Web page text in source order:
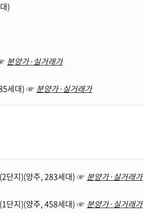
)
분양가·실거래가
세대) ☞ 분양가·실거래가
단지)(양주, 283세대) ☞ 분양가·실거래가
단지)(양주, 458세대) ☞ 분양가·실거래가